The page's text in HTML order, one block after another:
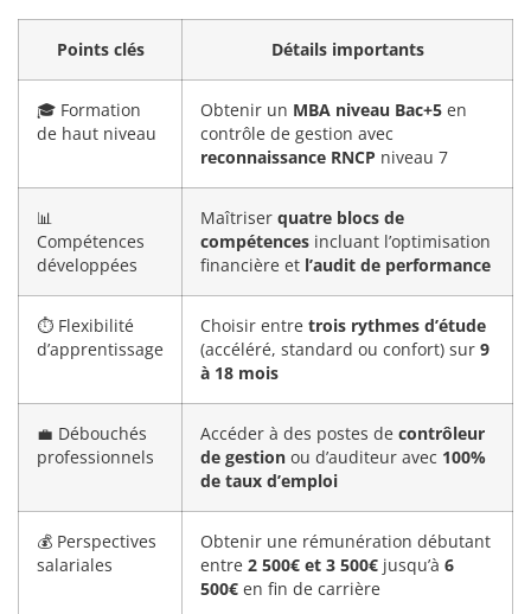
Points clés Détails importants
🎓 Formation
de haut niveau
Obtenir un MBA niveau Bac+5 en
contrôle de gestion avec
reconnaissance RNCP niveau 7
📊
Compétences
développées
Maîtriser quatre blocs de
compétences incluant l’optimisation
financière et l’audit de performance
⏱️ Flexibilité
d’apprentissage
Choisir entre trois rythmes d’étude
(accéléré, standard ou confort) sur 9
à 18 mois
💼 Débouchés
professionnels
Accéder à des postes de contrôleur
de gestion ou d’auditeur avec 100%
de taux d’emploi
💰 Perspectives
salariales
Obtenir une rémunération débutant
entre 2 500€ et 3 500€ jusqu’à 6
500€ en fin de carrière